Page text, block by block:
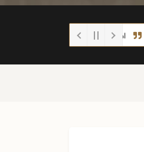
احذروا الغش أيها الطلاب